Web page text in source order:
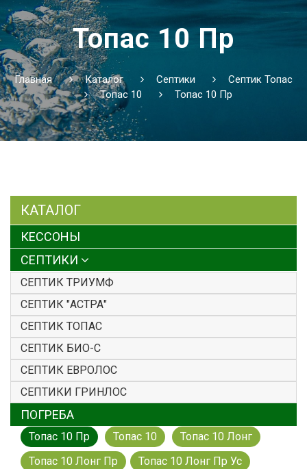
Топас 10 Пр
Главная Каталог Септики
Септик Топас
Топас 10
Топас 10 Пр
КАТАЛОГ
КЕССОНЫ
СЕПТИКИ
СЕПТИК ТРИУМФ
СЕПТИК "АСТРА"
СЕПТИК ТОПАС
СЕПТИК БИО-С
СЕПТИК ЕВРОЛОС
СЕПТИКИ ГРИНЛОС
ПОГРЕБА
Топас 10 Пр Топас 10
Топас 10 Лонг
Топас 10 Лонг Пр
Топас 10 Лонг Пр Ус